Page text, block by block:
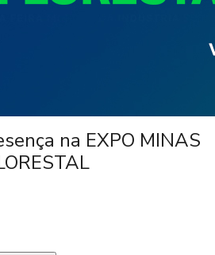
na EXPO MINAS